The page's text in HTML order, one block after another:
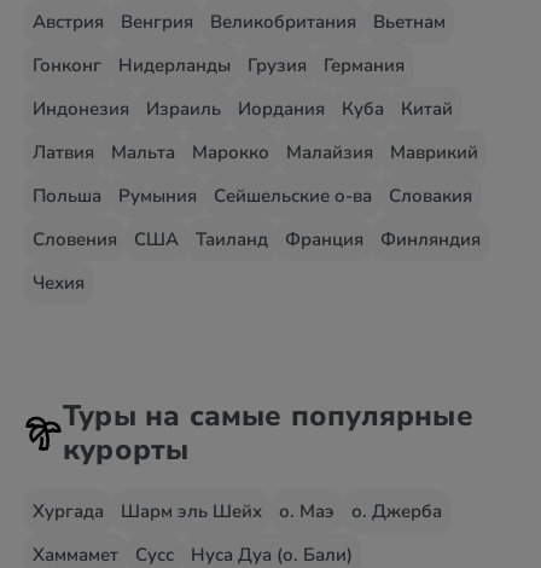
Австрия Венгрия Великобритания
Вьетнам
Гонконг
Нидерланды Грузия
Германия
Индонезия
Израиль Иордания Куба
Китай
Латвия
Мальта Марокко Малайзия
Маврикий
Польша
Румыния Сейшельские о-ва
Словакия
Словения
США Таиланд Франция
Финляндия
Чехия
Туры на самые популярные
курорты
Хургада Шарм эль Шейх о. Маэ
о. Джерба
Хаммамет
Сусс
Нуса Дуа (о. Бали)